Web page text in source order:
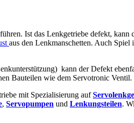
Ist das Lenkgetriebe defekt,
aus den Lenkmanschetten. Auch Spiel
kann der Defekt
Bauteilen wie dem Servotronic Ventil.
mit Spezialisierung auf
, Servopumpen und Lenkungsteilen.